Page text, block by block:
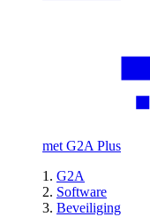
met G2A Plus
G2A
Software
Beveiliging